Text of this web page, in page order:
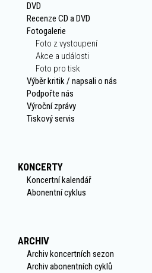
DVD
Recenze CD a DVD
Fotogalerie
Foto z vystoupení
Akce a události
Foto pro tisk
Výběr kritik / napsali o nás
Podpořte nás
Výroční zprávy
Tiskový servis
KONCERTY
Koncertní kalendář
Abonentní cyklus
ARCHIV
Archiv koncertních sezon
Archiv abonentních cyklů